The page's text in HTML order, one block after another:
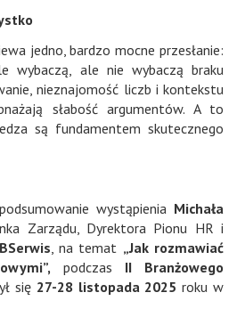
jedno, bardzo mocne przesłanie:
wybaczą, ale nie wybaczą braku
nieznajomość liczb i kontekstu
słabość argumentów. A to
są fundamentem skutecznego
wystąpienia Michała
Zarządu, Dyrektora Pionu HR i
, na temat „Jak rozmawiać
, podczas II Branżowego
się 27-28 listopada 2025 roku w